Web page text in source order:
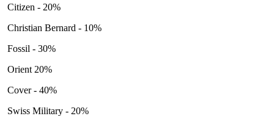
Citizen - 20%
Christian Bernard - 10%
Fossil - 30%
Orient 20%
Cover - 40%
Swiss Military - 20%